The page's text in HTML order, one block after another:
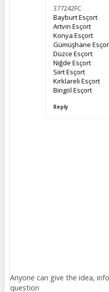
377242FC
Bayburt Esçort
Artvin Esçort
Konya Esçort
Gümüşhane
Düzce Esçort
Niğde Esçort
Siirt Esçort
Kırklareli Esçort
Bingöl Esçort
Reply
Anyone can give the idea,
question